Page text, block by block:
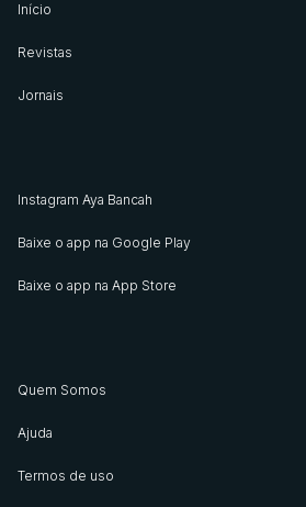
Início
Revistas
Jornais
Instagram Aya Bancah
Baixe o app na Google Play
Baixe o app na App Store
Quem Somos
Ajuda
Termos de uso